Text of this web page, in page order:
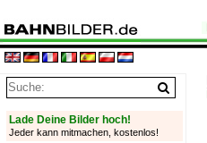
Lade Deine Bilder hoch!
Jeder kann mitmachen, kostenlos!